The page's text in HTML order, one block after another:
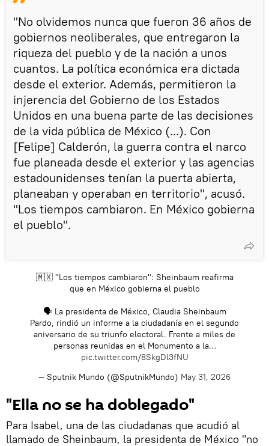
"No olvidemos nunca que fueron 36 años de
gobiernos neoliberales, que entregaron la
riqueza del pueblo y de la nación a unos
cuantos. La política económica era dictada
desde el exterior. Además, permitieron la
injerencia del Gobierno de los Estados
Unidos en una buena parte de las decisiones
de la vida pública de México (...). Con
[Felipe] Calderón, la guerra contra el narco
fue planeada desde el exterior y las agencias
estadounidenses tenían la puerta abierta,
planeaban y operaban en territorio", acusó.
"Los tiempos cambiaron. En México gobierna
el pueblo".
🇲🇽 "Los tiempos cambiaron": Sheinbaum reafirma
que en México gobierna el pueblo
🗣 La presidenta de México, Claudia Sheinbaum
Pardo, rindió un informe a la ciudadanía en el segundo
aniversario de su triunfo electoral. Frente a miles de
personas reunidas en el Monumento a la…
pic.twitter.com/8SkgDl3fNU
— Sputnik Mundo (@SputnikMundo) May 31, 2026
"Ella no se ha doblegado"
Para Isabel, una de las ciudadanas que acudió al
llamado de Sheinbaum, la presidenta de México "no